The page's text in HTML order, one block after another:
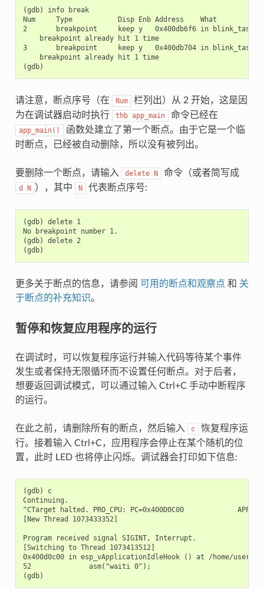
(gdb) info break
Num     Type           Disp Enb Address    What
2       breakpoint     keep y   0x400db6f6 in blink_task at
    breakpoint already hit 1 time
3       breakpoint     keep y   0x400db704 in blink_task
    breakpoint already hit 1 time
请注意，断点序号（在 Num
栏列出）从 2 开始，这是因
为在调试器启动时执行
thb app_main 命令已经在
app_main()
函数处建立了第一个断点。由于它是一个临
时断点，已经被自动删除，所以没有被列出。
要删除一个断点，请输入 delete N 命令（或者简写成
d N ），其中 N 代表断点序号:
(gdb) delete 1
No breakpoint number 1.
(gdb) delete 2
更多关于断点的信息，请参阅 可用的断点和观察点 和 关
于断点的补充知识。
暂停和恢复应用程序的运行
在调试时，可以恢复程序运行并输入代码等待某个事件
发生或者保持无限循环而不设置任何断点。对于后者，
想要返回调试模式，可以通过输入 Ctrl+C 手动中断程序
的运行。
在此之前，请删除所有的断点，然后输入 c
恢复程序运
行。接着输入 Ctrl+C，应用程序会停止在某个随机的位
置，此时 LED 也将停止闪烁。调试器会打印如下信息:
(gdb) c
Continuing.
^CTarget halted. PRO_CPU: PC=0x400D0C00
[New Thread 1073433352]
Program received signal SIGINT, Interrupt.
[Switching to Thread 1073413512]
0x400d0c00 in esp_vApplicationIdleHook () at /home/user-
52              asm("waiti 0");